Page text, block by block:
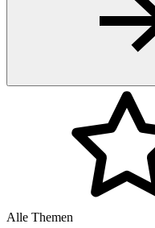
Alle Themen